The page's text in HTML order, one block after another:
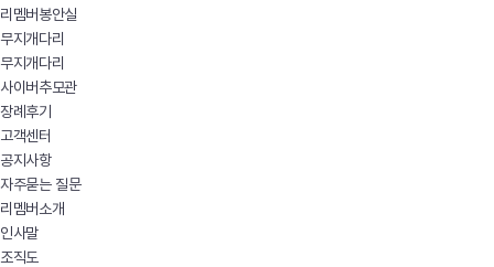
리멤버봉안실
무지개다리
무지개다리
사이버추모관
장례후기
고객센터
공지사항
자주묻는 질문
리멤버소개
인사말
조직도